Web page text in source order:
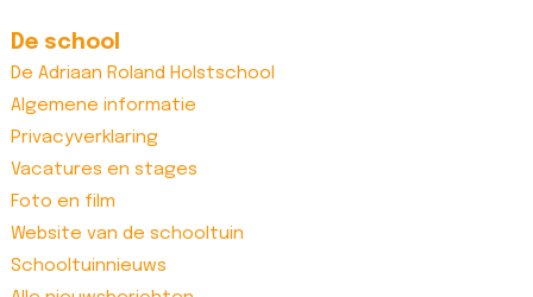
De school
De Adriaan Roland Holstschool
Algemene informatie
Privacyverklaring
Vacatures en stages
Foto en film
Website van de schooltuin
Schooltuinnieuws